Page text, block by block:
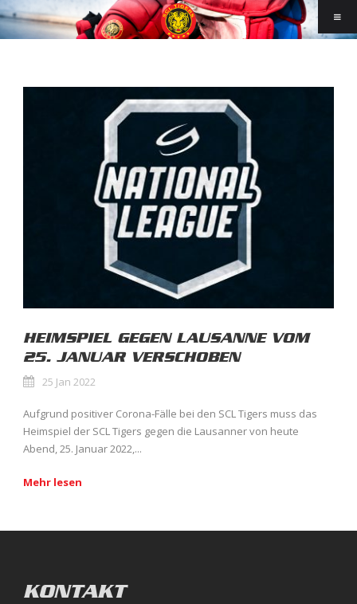
HEIMSPIEL GEGEN LAUSANNE VOM
25. JANUAR VERSCHOBEN
25 Jan 2022
Aufgrund positiver Corona-Fälle bei den SCL Tigers muss das
Heimspiel der SCL Tigers gegen die Lausanner von heute
Abend, 25. Januar 2022,...
Mehr lesen
KONTAKT